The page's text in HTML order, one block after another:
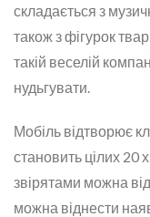
складається з
також з фігурок
такій веселій
нудьгувати.
Мобіль відтворює
становить цілих 20
звірятами можна
можна віднести